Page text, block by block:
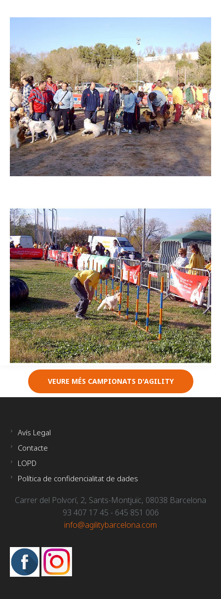
Imatge
VEURE MÉS CAMPIONATS D'AGILITY
Avís Legal
Contacte
LOPD
Política de confidencialitat de dades
Carrer del Polvorí, 2, Sants-Montjuïc, 08038 Barcelona
93 407 17 45 - 645 851 006
info@agilitybarcelona.com